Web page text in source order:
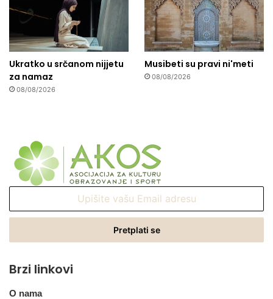
Ukratko u srčanom nijjetu
za namaz
08/08/2026
Musibeti su pravi ni'meti
08/08/2026
Email
Brzi linkovi
O nama